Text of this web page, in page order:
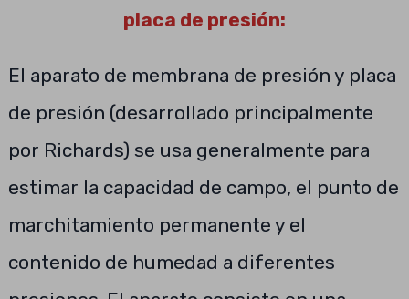
placa de presión:
El aparato de membrana de presión y placa
de presión (desarrollado principalmente
por Richards) se usa generalmente para
estimar la capacidad de campo, el punto de
marchitamiento permanente y el
contenido de humedad a diferentes